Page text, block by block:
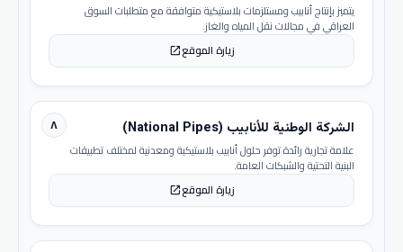
يتميز بإنتاج أنابيب ومستلزمات بلاستيكية متوافقة مع متطلبات السوق
العراقي في مجالات نقل المياه والغاز.
زيارة الموقعopen_in_new
٨ الشركة الوطنية للأنابيب (National Pipes)
علامة تجارية رائدة توفر حلول أنابيب بلاستيكية ومعدنية لمختلف تطبيقات
البنية التحتية والشبكات العامة.
زيارة الموقعopen_in_new